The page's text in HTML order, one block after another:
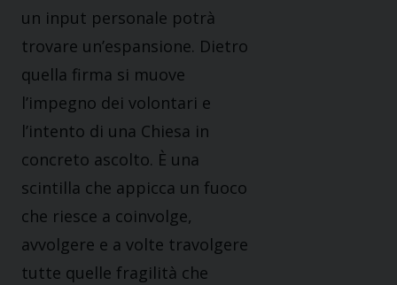
un input personale potrà
trovare un’espansione. Dietro
quella firma si muove
l’impegno dei volontari e
l’intento di una Chiesa in
concreto ascolto. È una
scintilla che appicca un fuoco
che riesce a coinvolge,
avvolgere e a volte travolgere
tutte quelle fragilità che